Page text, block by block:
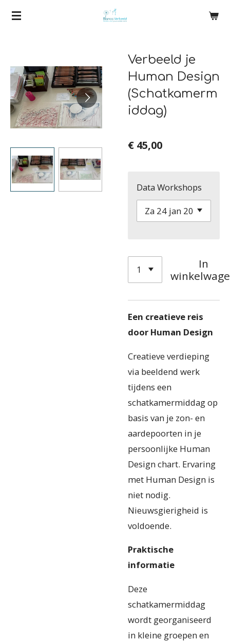
Ga
hoofdinhoud
Verbeeld je
Human Design
(Schatkamerm
iddag)
€ 45,00
Data Workshops
In
Een creatieve reis
door Human Design
Creatieve verdieping
via beeldend werk
tijdens een
schatkamermiddag op
basis van je zon- en
aardepoorten in je
persoonlijke Human
Design chart. Ervaring
met Human Design is
niet nodig.
Nieuwsgierigheid is
voldoende.
Praktische
informatie
Deze
schatkamermiddag
wordt georganiseerd
in kleine groepen en